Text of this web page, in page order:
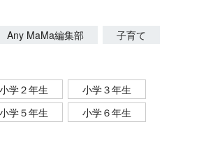
Any MaMa編集部
子育て
小学２年生
小学３年生
小学５年生
小学６年生